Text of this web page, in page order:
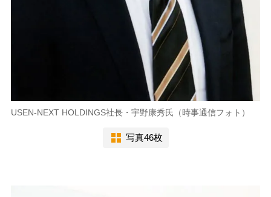
USEN-NEXT HOLDINGS社長・宇野康秀氏（時事通信フォト）
写真46枚